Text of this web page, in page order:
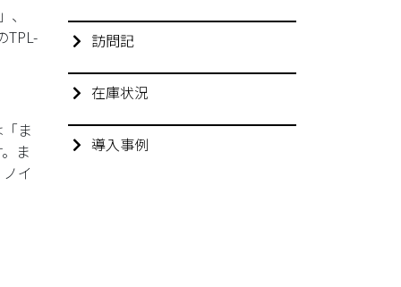
、
TPL-
ま
ま
イ
訪問記
在庫状況
導入事例